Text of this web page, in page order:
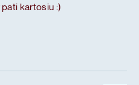
kartosiu :)